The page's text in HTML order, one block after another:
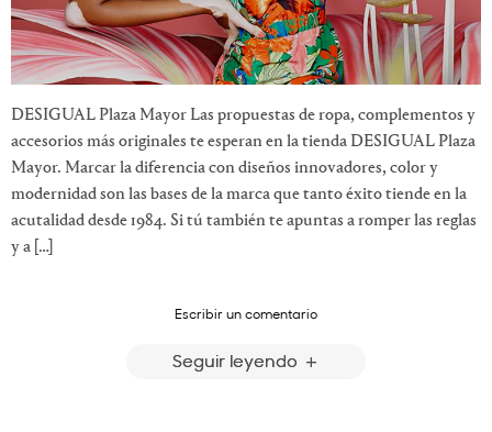
DESIGUAL Plaza Mayor Las propuestas de ropa, complementos y
accesorios más originales te esperan en la tienda DESIGUAL Plaza
Mayor. Marcar la diferencia con diseños innovadores, color y
modernidad son las bases de la marca que tanto éxito tiende en la
acutalidad desde 1984. Si tú también te apuntas a romper las reglas
y a […]
Escribir un comentario
Seguir leyendo